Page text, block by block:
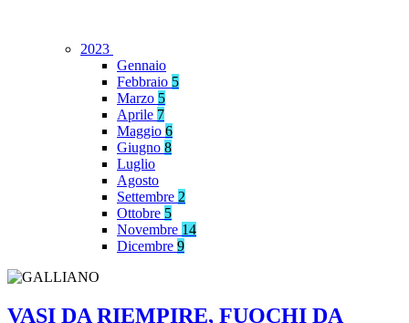
2023
Gennaio
Febbraio 5
Marzo 5
Aprile 7
Maggio 6
Giugno 8
Luglio
Agosto
Settembre 2
Ottobre 5
Novembre 14
Dicembre 9
VASI DA RIEMPIRE, FUOCHI DA